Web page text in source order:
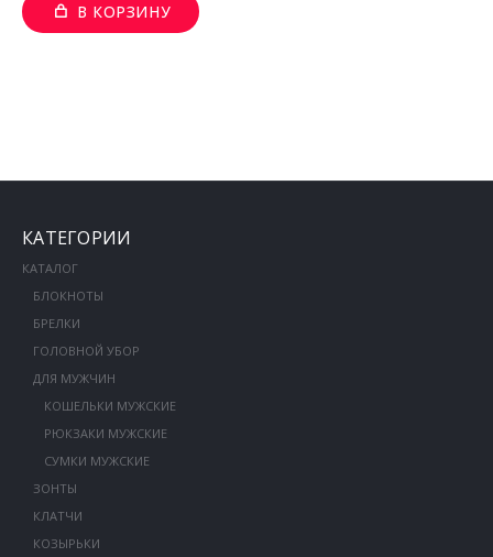
В КОРЗИНУ
КАТЕГОРИИ
КАТАЛОГ
БЛОКНОТЫ
БРЕЛКИ
ГОЛОВНОЙ УБОР
ДЛЯ МУЖЧИН
КОШЕЛЬКИ МУЖСКИЕ
РЮКЗАКИ МУЖСКИЕ
СУМКИ МУЖСКИЕ
ЗОНТЫ
КЛАТЧИ
КОЗЫРЬКИ